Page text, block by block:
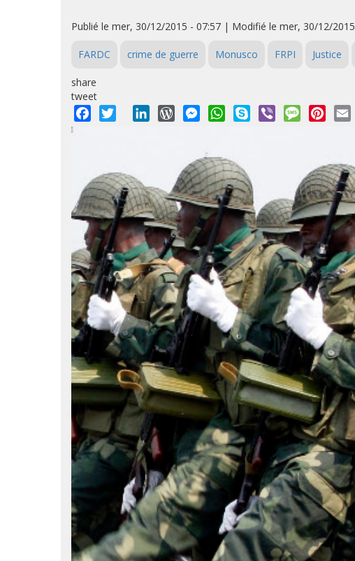
Publié le mer, 30/12/2015 - 07:57 | Modifié le mer, 30/12/
FARDC crime de guerre Monusco FRPI Justice
share
tweet
Facebook
Twitter LinkedInWordPressMessengerWhatsApp
Skype Viber Message